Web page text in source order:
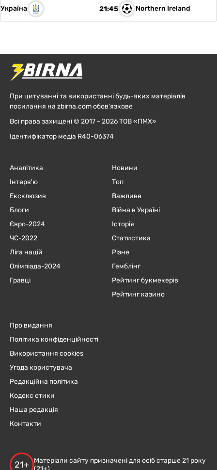
Україна 21:45 Northern Ireland
При цитуванні та використанні будь-яких матеріалів
посилання на zbirna.com обов'язкове
Всі права захищені © 2017 - 2026 ТОВ «ПМХ»
Ідентифікатор медіа R40-06374
Аналітика
Інтерв'ю
Ексклюзив
Блоги
Євро-2024
ЧC-2022
Ліга націй
Олімпіада-2024
Гравці
Новини
Топ
Важливе
Війна в Україні
Історія
Статистика
Різне
Гемблінг
Рейтинг букмекерів
Рейтинг казино
Про видання
Політика конфіденційності
Використання cookies
Угода користувача
Редакційна політика
Кодекс етики
Наша редакція
Контакти
21+
Матеріали сайту призначені для осіб старше 21 року